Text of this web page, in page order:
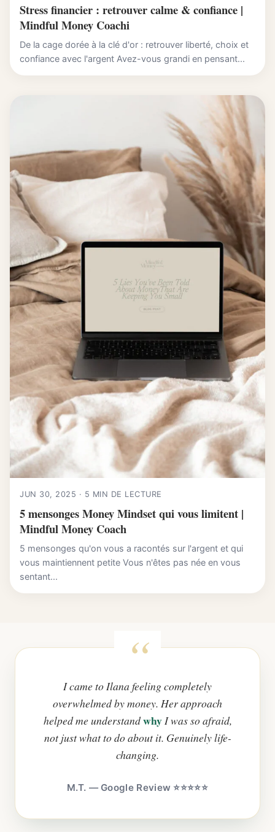
Stress financier : retrouver calme & confiance |
Mindful Money Coachi
De la cage dorée à la clé d'or : retrouver liberté, choix et
confiance avec l'argent Avez-vous grandi en pensant...
JUN 30, 2025 · 5 MIN DE LECTURE
5 mensonges Money Mindset qui vous limitent |
Mindful Money Coach
5 mensonges qu'on vous a racontés sur l'argent et qui
vous maintiennent petite Vous n'êtes pas née en vous
sentant...
I came to Ilana feeling completely
overwhelmed by money. Her approach
helped me understandwhyI was so afraid,
not just what to do about it. Genuinely life-
changing.
M.T. — Google Review ⭐⭐⭐⭐⭐